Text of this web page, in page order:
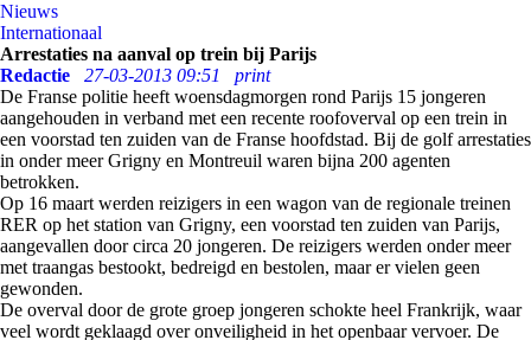
Nieuws
Internationaal
Arrestaties na aanval op trein bij Parijs
Redactie
27-03-2013 09:51
print
De Franse politie heeft woensdagmorgen rond Parijs 15 jongeren
aangehouden in verband met een recente roofoverval op een trein in
een voorstad ten zuiden van de Franse hoofdstad. Bij de golf arrestaties
in onder meer Grigny en Montreuil waren bijna 200 agenten
betrokken.
Op 16 maart werden reizigers in een wagon van de regionale treinen
RER op het station van Grigny, een voorstad ten zuiden van Parijs,
aangevallen door circa 20 jongeren. De reizigers werden onder meer
met traangas bestookt, bedreigd en bestolen, maar er vielen geen
gewonden.
De overval door de grote groep jongeren schokte heel Frankrijk, waar
veel wordt geklaagd over onveiligheid in het openbaar vervoer. De